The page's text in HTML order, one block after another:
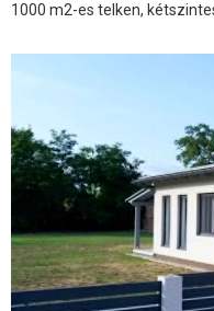
1000 m2-es telken,